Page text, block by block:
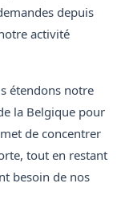
depuis
activité
étendons notre
la Belgique pour
de concentrer
tout en restant
besoin de nos